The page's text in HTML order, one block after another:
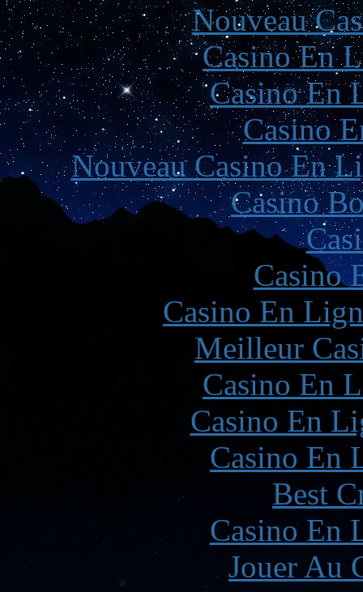
Nouveau
Casino En
Casino En
Casino
Nouveau Casino En
Casino
Casino
Casino En
Meilleur
Casino En
Casino En
Casino En
Best
Casino En
Jouer Au